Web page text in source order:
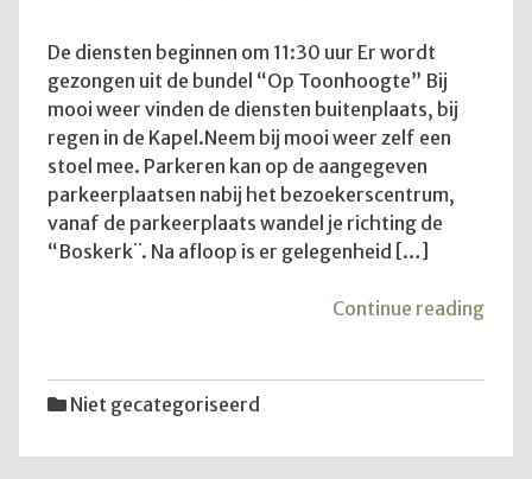
De diensten beginnen om 11:30 uur Er wordt
gezongen uit de bundel “Op Toonhoogte” Bij
mooi weer vinden de diensten buitenplaats, bij
regen in de Kapel.Neem bij mooi weer zelf een
stoel mee. Parkeren kan op de aangegeven
parkeerplaatsen nabij het bezoekerscentrum,
vanaf de parkeerplaats wandel je richting de
“Boskerk¨. Na afloop is er gelegenheid […]
Continue reading
Niet gecategoriseerd